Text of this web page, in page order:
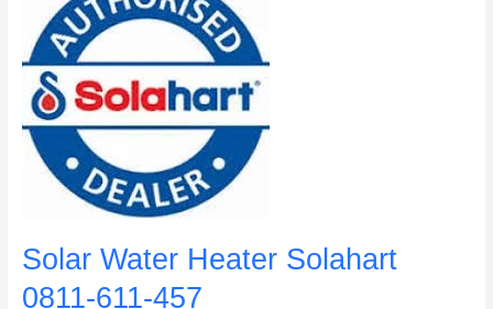
Solar Water Heater Solahart
0811-611-457
Heater
Solahart
0811-
611-
457